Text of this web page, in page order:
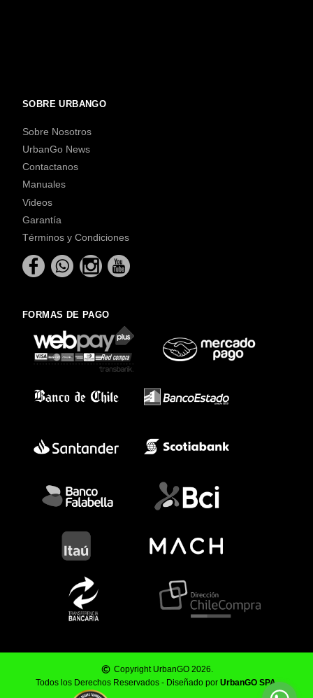
SOBRE URBANGO
Sobre Nosotros
UrbanGo News
Contactanos
Manuales
Videos
Garantía
Términos y Condiciones
FORMAS DE PAGO
Copyright UrbanGO 2026.
Todos los Derechos Reservados - Diseñado por UrbanGO SPA.